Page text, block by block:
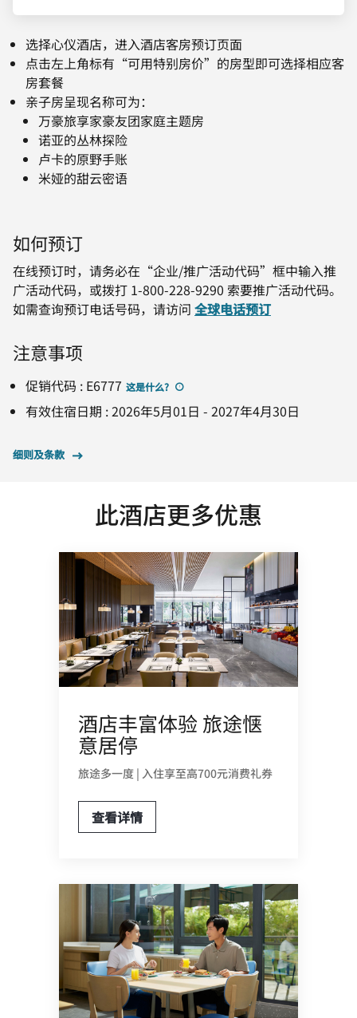
选择心仪酒店，进入酒店客房预订页面
点击左上角标有“可用特别房价”的房型即可选择相应客
房套餐
亲子房呈现名称可为：
万豪旅享家豪友团家庭主题房
诺亚的丛林探险
卢卡的原野手账
米娅的甜云密语
如何预订
在线预订时，请务必在“企业/推广活动代码”框中输入推
广活动代码，或拨打 1-800-228-9290 索要推广活动代码。
如需查询预订电话号码，请访问 全球电话预订
注意事项
促销代码 : E6777 这是什么?
有效住宿日期 :2026年5月01日 - 2027年4月30日
细则及条款
此酒店更多优惠
酒店丰富体验 旅途惬
意居停
旅途多一度 | 入住享至高700元消费礼券
查看详情